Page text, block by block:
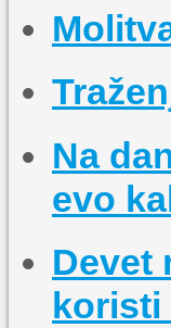
Na
evo
Devet